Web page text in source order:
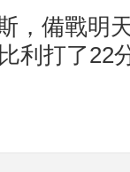
備戰明
利打了22